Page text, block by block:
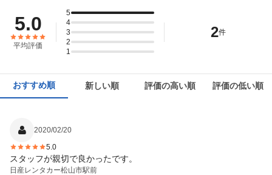
5.0
平均評価
5
4
3
2
1
2件
おすすめ順 新しい順 評価の高い順 評価の低い順
2020/02/20
5.0
スタッフが親切で良かったです。
日産レンタカー松山市駅前